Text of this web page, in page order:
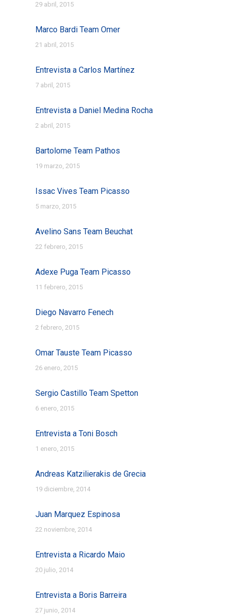
29 abril, 2015
Marco Bardi Team Omer
21 abril, 2015
Entrevista a Carlos Martínez
7 abril, 2015
Entrevista a Daniel Medina Rocha
2 abril, 2015
Bartolome Team Pathos
19 marzo, 2015
Issac Vives Team Picasso
5 marzo, 2015
Avelino Sans Team Beuchat
22 febrero, 2015
Adexe Puga Team Picasso
11 febrero, 2015
Diego Navarro Fenech
2 febrero, 2015
Omar Tauste Team Picasso
26 enero, 2015
Sergio Castillo Team Spetton
6 enero, 2015
Entrevista a Toni Bosch
1 enero, 2015
Andreas Katzilierakis de Grecia
19 diciembre, 2014
Juan Marquez Espinosa
22 noviembre, 2014
Entrevista a Ricardo Maio
20 julio, 2014
Entrevista a Boris Barreira
27 junio, 2014